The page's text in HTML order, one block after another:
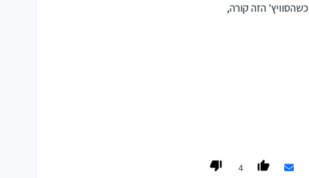
הזה קורה,
4